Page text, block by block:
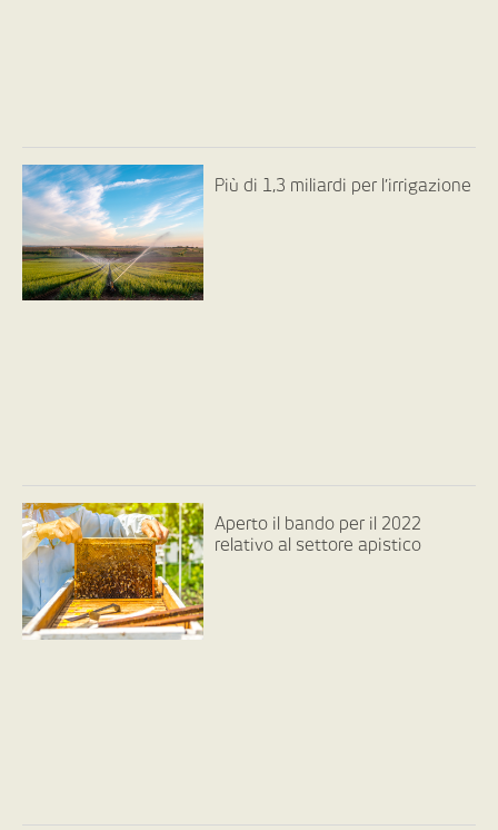
Più di 1,3 miliardi per l’irrigazione
Aperto il bando per il 2022
relativo al settore apistico